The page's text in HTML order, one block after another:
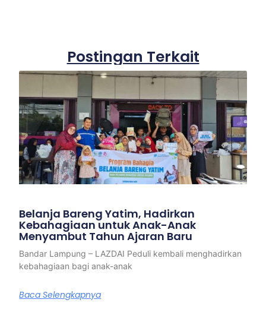
Postingan Terkait
Belanja Bareng Yatim, Hadirkan
Kebahagiaan untuk Anak-Anak
Menyambut Tahun Ajaran Baru
Bandar Lampung – LAZDAI Peduli kembali menghadirkan
kebahagiaan bagi anak-anak
Baca Selengkapnya